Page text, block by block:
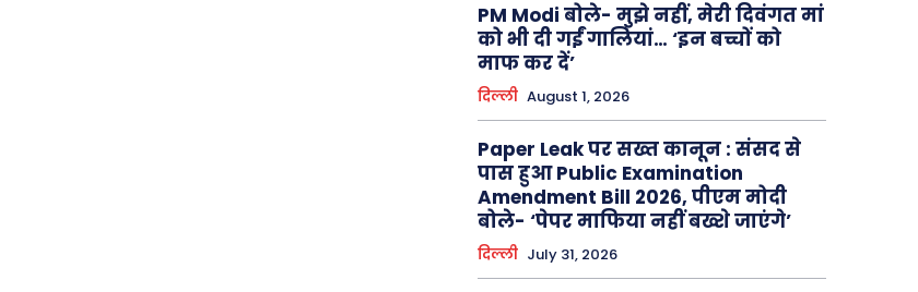
PM Modi बोले- मुझे नहीं, मेरी दिवंगत मां
को भी दी गईं गालियां… ‘इन बच्चों को
माफ कर दें’
दिल्ली August 1, 2026
Paper Leak पर सख्त कानून : संसद से
पास हुआ Public Examination
Amendment Bill 2026, पीएम मोदी
बोले- ‘पेपर माफिया नहीं बख्शे जाएंगे’
दिल्ली July 31, 2026